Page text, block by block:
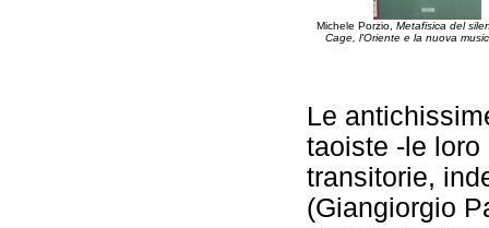
Michele Porzio, Metafisica del
Cage, l'Oriente e la nuova
Le
taoiste -le
transitorie,
(Giangiorgio